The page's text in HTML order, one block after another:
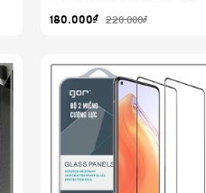
180.000₫220.000₫